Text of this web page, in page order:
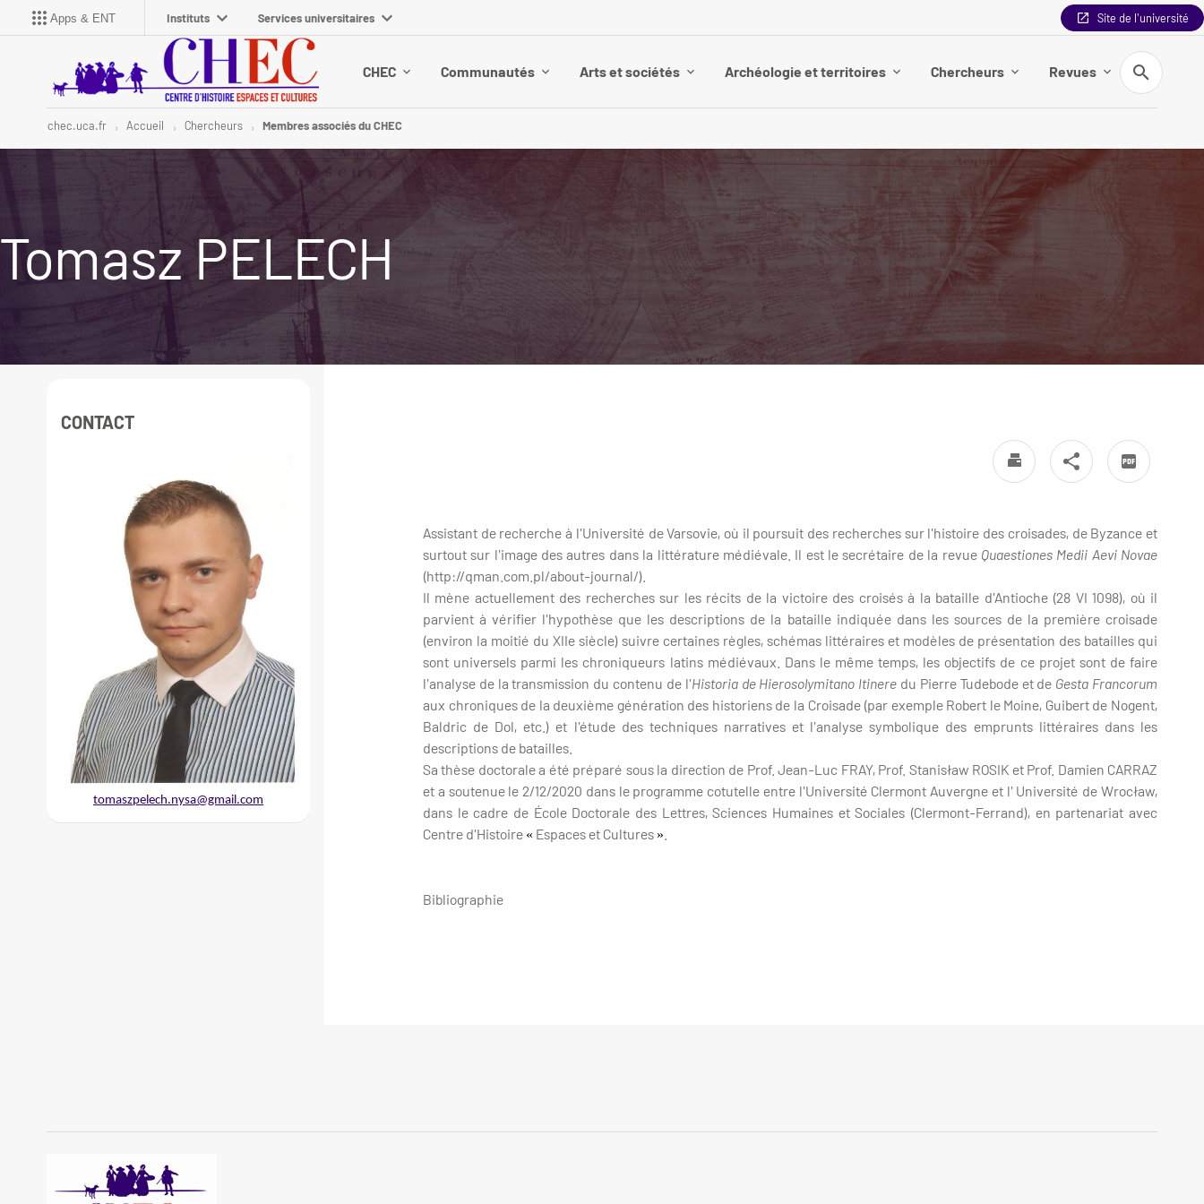
Apps & ENT Instituts Services universitaires Site de l'université
CHEC Communautés Arts et sociétés Archéologie et territoires Chercheurs Revues
Recherche
chec.uca.fr Accueil Chercheurs Membres associés du CHEC
Tomasz PELECH
Assistant de recherche à l'Université de Varsovie, où il poursuit des recherches sur l'histoire des croisades, de Byzance et
surtout sur l'image des autres dans la littérature médiévale. Il est le secrétaire de la revue Quaestiones Medii Aevi Novae
(http://qman.com.pl/about-journal/).
Il mène actuellement des recherches sur les récits de la victoire des croisés à la bataille d'Antioche (28 VI 1098), où il
parvient à vérifier l'hypothèse que les descriptions de la bataille indiquée dans les sources de la première croisade
(environ la moitié du XIIe siècle) suivre certaines règles, schémas littéraires et modèles de présentation des batailles qui
sont universels parmi les chroniqueurs latins médiévaux. Dans le même temps, les objectifs de ce projet sont de faire
l'analyse de la transmission du contenu de l'Historia de Hierosolymitano Itinere du Pierre Tudebode et de Gesta Francorum
aux chroniques de la deuxième génération des historiens de la Croisade (par exemple Robert le Moine, Guibert de Nogent,
Baldric de Dol, etc.) et l'étude des techniques narratives et l'analyse symbolique des emprunts littéraires dans les
descriptions de batailles.
Sa thèse doctorale a été préparé sous la direction de Prof. Jean-Luc FRAY, Prof. Stanisław ROSIK et Prof. Damien CARRAZ
et a soutenue le 2/12/2020 dans le programme cotutelle entre l'Université Clermont Auvergne‎ et l' Université de Wrocław,
dans le cadre de École Doctorale des Lettres, Sciences Humaines et Sociales (Clermont-Ferrand), en partenariat avec
Centre d'Histoire « Espaces et Cultures »
Bibliographie
CONTACT
tomaszpelech.nysa@gmail.com